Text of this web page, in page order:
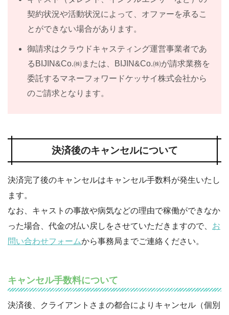
契約状況や活動状況によって、オファーを承るこ
とができない場合があります。
御請求はクラウドキャスティング運営事業者であ
るBIJIN&Co.㈱または、BIJIN&Co.㈱が請求業務を
委託するマネーフォワードケッサイ株式会社から
のご請求となります。
決済後のキャンセルについて
決済完了後のキャンセルはキャンセル手数料が発生いたし
ます。
なお、キャストの事故や病気などの理由で稼働ができなか
った場合、代金の払い戻しをさせていただきますので、 お
問い合わせフォームから事務局までご連絡ください。
キャンセル手数料について
決済後、クライアントさまの都合によりキャンセル（個別